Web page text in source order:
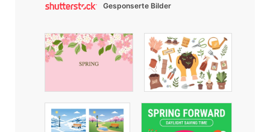
Gesponserte Bilder